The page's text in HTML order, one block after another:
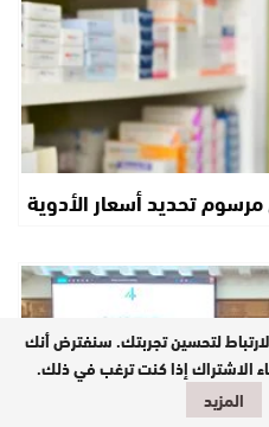
تحديد أسعار الأدوية
لتحسين تجربتك. سنفترض أنك
الاشتراك إذا كنت ترغب في ذلك.
المزيد